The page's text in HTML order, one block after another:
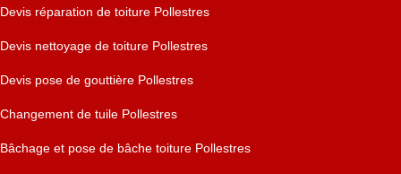
Devis réparation de toiture Pollestres
Devis nettoyage de toiture Pollestres
Devis pose de gouttière Pollestres
Changement de tuile Pollestres
Bâchage et pose de bâche toiture Pollestres